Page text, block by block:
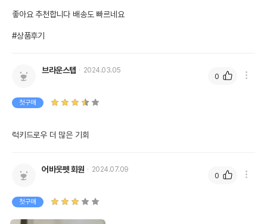
좋아요 추천합니다 배송도 빠르네요
#상품후기
브라운스텝 2024.03.05
첫구매
럭키드로우 더 많은 기회
0
어바웃펫 회원 2024.07.09
첫구매
0